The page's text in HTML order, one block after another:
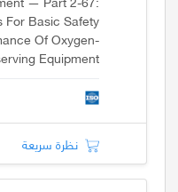
For Basic Safety
Of Oxygen-
Equipment
نظرة سريعة